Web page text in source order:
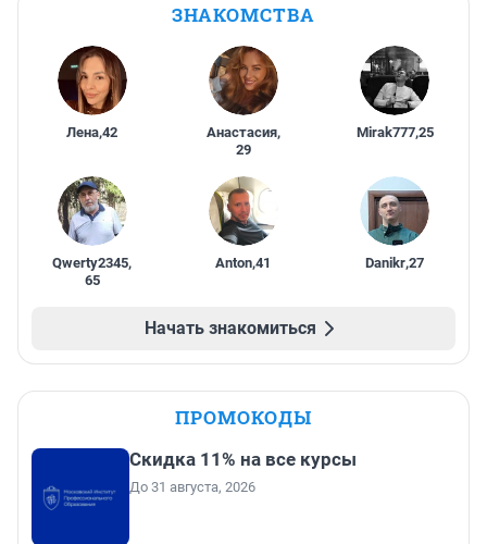
ЗНАКОМСТВА
Лена,42 Анастасия,
29
Mirak777,25
Qwerty2345,
65
Anton,41 Danikr,27
Начать знакомиться
ПРОМОКОДЫ
Скидка 11% на все курсы
До 31 августа, 2026